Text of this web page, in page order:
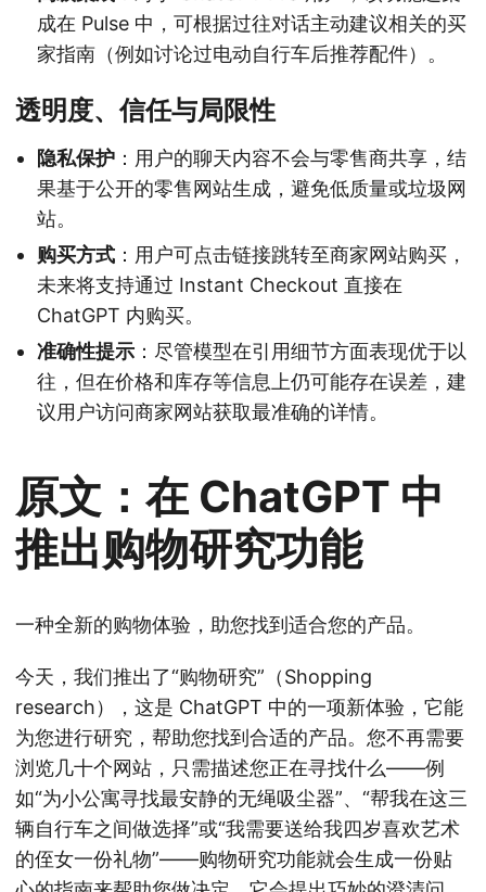
成在 Pulse 中，可根据过往对话主动建议相关的买
家指南（例如讨论过电动自行车后推荐配件）。
透明度、信任与局限性
隐私保护 ：用户的聊天内容不会与零售商共享，结
果基于公开的零售网站生成，避免低质量或垃圾网
站。
购买方式 ：用户可点击链接跳转至商家网站购买，
未来将支持通过 Instant Checkout 直接在
ChatGPT 内购买。
准确性提示 ：尽管模型在引用细节方面表现优于以
往，但在价格和库存等信息上仍可能存在误差，建
议用户访问商家网站获取最准确的详情。
原文：在 ChatGPT 中
推出购物研究功能
一种全新的购物体验，助您找到适合您的产品。
今天，我们推出了“购物研究”（Shopping
research），这是 ChatGPT 中的一项新体验，它能
为您进行研究，帮助您找到合适的产品。您不再需要
浏览几十个网站，只需描述您正在寻找什么——例
如“为小公寓寻找最安静的无绳吸尘器”、“帮我在这三
辆自行车之间做选择”或“我需要送给我四岁喜欢艺术
的侄女一份礼物”——购物研究功能就会生成一份贴